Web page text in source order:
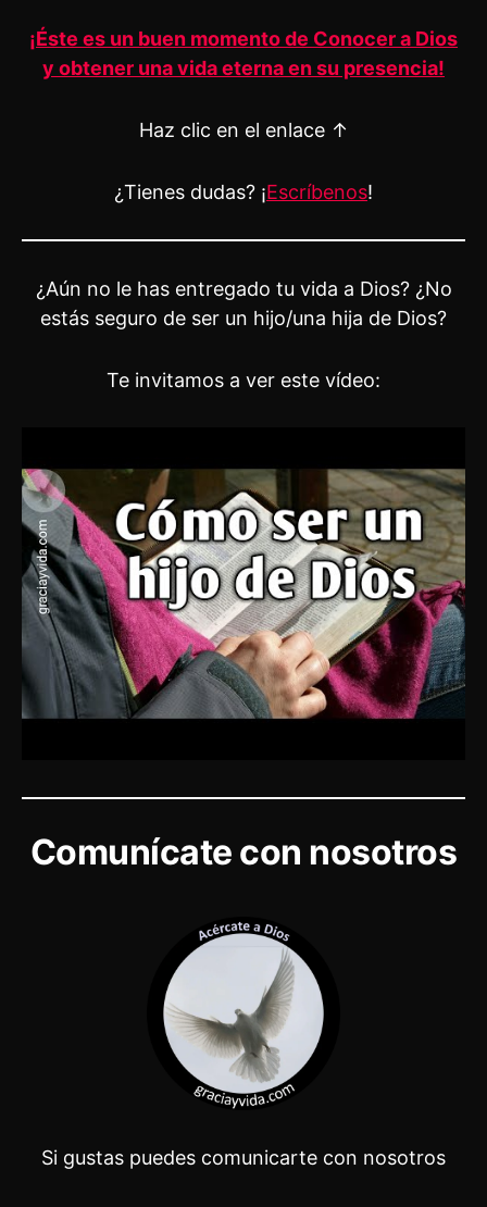
¡Éste es un buen momento de Conocer a Dios
y obtener una vida eterna en su presencia!
Haz clic en el enlace ↑
¿Tienes dudas? ¡Escríbenos!
¿Aún no le has entregado tu vida a Dios? ¿No
estás seguro de ser un hijo/una hija de Dios?
Te invitamos a ver este vídeo:
Comunícate con nosotros
Si gustas puedes comunicarte con nosotros